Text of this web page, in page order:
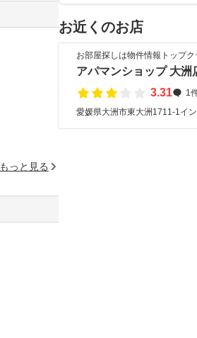
お近くのお店
お部屋探しは物件情報トップ
アパマンショップ 大洲
3.31
1
愛媛県大洲市東大洲1711-1イ
もっと見る